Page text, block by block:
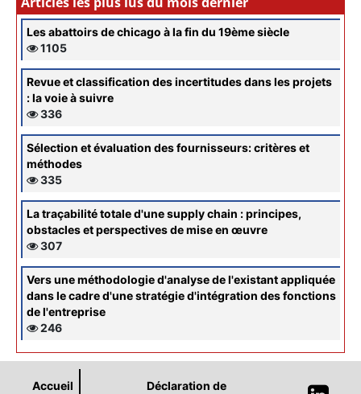
Les abattoirs de chicago à la fin du 19ème siècle
1105
Revue et classification des incertitudes dans les projets
: la voie à suivre
336
Sélection et évaluation des fournisseurs: critères et
méthodes
335
La traçabilité totale d'une supply chain : principes,
obstacles et perspectives de mise en œuvre
307
Vers une méthodologie d'analyse de l'existant appliquée
dans le cadre d'une stratégie d'intégration des fonctions
de l'entreprise
246
Accueil
Déclaration de